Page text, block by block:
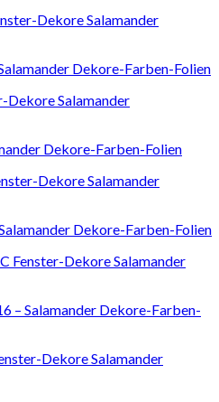
Dekore-Farben-Folien
Dekore-Farben-Folien
Dekore-Farben-Folien
– Salamander Dekore-Farben-